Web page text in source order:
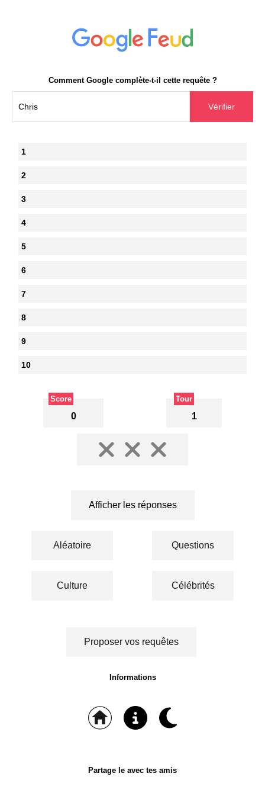
Comment Google complète-t-il cette requête ?
1
2
3
4
5
6
7
8
9
10
Score
0
Tour
1
Afficher les réponses
Aléatoire Questions
Culture Célébrités
Proposer vos requêtes
Informations
Partage le avec tes amis